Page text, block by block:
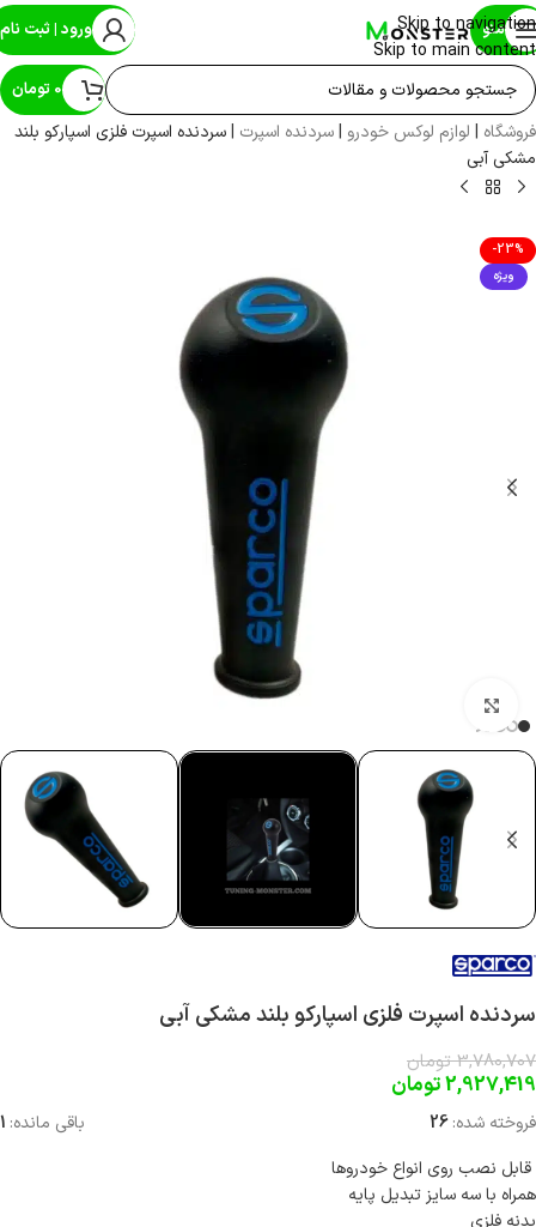
Skip to navigation
Skip to main content
منو ورود | ثبت نام
0 تومان
فروشگاه | لوازم لوکس خودرو | سردنده اسپرت | سردنده اسپرت فلزی اسپارکو بلند
مشکی آبی
-23%
ویژه
سردنده اسپرت فلزی اسپارکو بلند مشکی آبی
3,780,707 تومان
2,927,419تومان
فروخته شده:26 باقی مانده: 1
قابل نصب روی انواع خودروها
همراه با سه سایز تبدیل پایه
بدنه فلزی